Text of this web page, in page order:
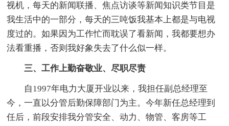
视机，每天的新闻联播、焦点访谈等新闻知识类节目是
我生活中的一部分，每天的三吨饭我基本上都是与电视
度过的。如果因为工作忙而耽误了看新闻，我都要想办
法看重播，否则我好象失去了什么似一样。
三、工作上勤奋敬业、尽职尽责
自1997年电力大厦开业以来，我担任副总经理至
今，一直以分管后勤保障部门为主。今年新任总经理到
任后，前段安排我分管安全、动力、物管、客房等工